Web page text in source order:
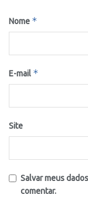
Nome *
E-mail *
Site
Salvar meus
comentar.